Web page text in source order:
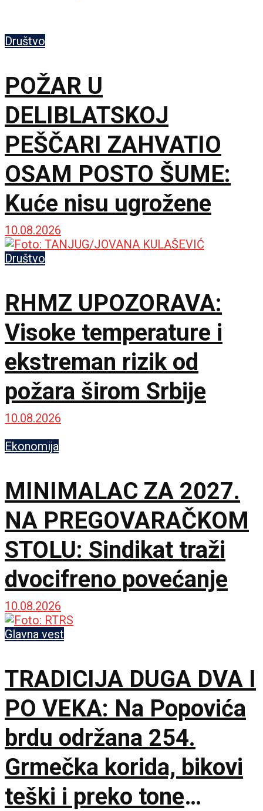
Društvo
POŽAR U
DELIBLATSKOJ
PEŠČARI ZAHVATIO
OSAM POSTO ŠUME:
Kuće nisu ugrožene
10.08.2026
Društvo
RHMZ UPOZORAVA:
Visoke temperature i
ekstreman rizik od
požara širom Srbije
10.08.2026
Ekonomija
MINIMALAC ZA 2027.
NA PREGOVARAČKOM
STOLU: Sindikat traži
dvocifreno povećanje
10.08.2026
Glavna vest
TRADICIJA DUGA DVA I
PO VEKA: Na Popovića
brdu održana 254.
Grmečka korida, bikovi
teški i preko tone